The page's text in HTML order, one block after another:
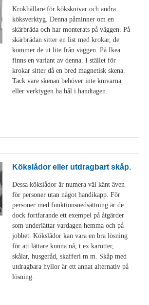
Krokhållare för köksknivar och andra
köksverktyg. Denna påminner om en
skärbräda och har monterats på väggen. På
skärbrädan sitter en list med krokar, de
kommer de ut lite från väggen. På Ikea
finns en variant av denna. I stället för
krokar sitter då en bred magnetisk skena.
Tack vare skenan behöver inte knivarna
eller verktygen ha hål i handtagen.
Kökslådor eller utdragbart skåp.
Dessa kökslådor är numera väl känt även
för personer utan något handikapp. För
personer med funktionsnedsättning är de
dock fortfarande ett exempel på åtgärder
som underlättar vardagen hemma och på
jobbet. Kökslådor kan vara en bra lösning
för att lättare kunna nå, t.ex karotter,
skålar, husgeråd, skafferi m m. Skåp med
utdragbara hyllor är ett annat alternativ på
lösning.